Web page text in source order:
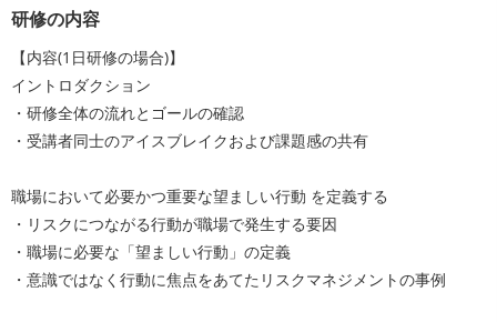
研修の内容
【内容(1日研修の場合)】
イントロダクション
・研修全体の流れとゴールの確認
・受講者同士のアイスブレイクおよび課題感の共有
職場において必要かつ重要な望ましい行動 を定義する
・リスクにつながる行動が職場で発生する要因
・職場に必要な「望ましい行動」の定義
・意識ではなく行動に焦点をあてたリスクマネジメントの事例